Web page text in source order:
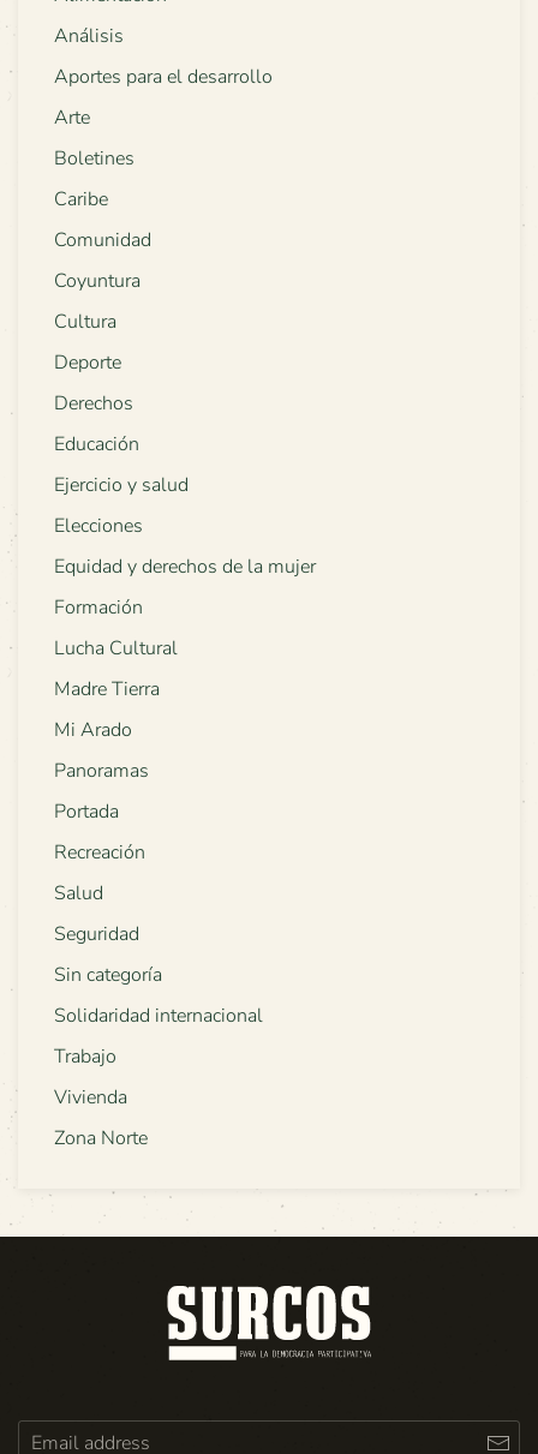
Análisis
Aportes para el desarrollo
Arte
Boletines
Caribe
Comunidad
Coyuntura
Cultura
Deporte
Derechos
Educación
Ejercicio y salud
Elecciones
Equidad y derechos de la mujer
Formación
Lucha Cultural
Madre Tierra
Mi Arado
Panoramas
Portada
Recreación
Salud
Seguridad
Sin categoría
Solidaridad internacional
Trabajo
Vivienda
Zona Norte